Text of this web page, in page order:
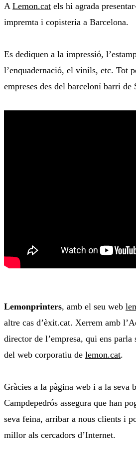
A Lemon.cat els hi agrada
impremta i copisteria a Barcelona.
Es dediquen a la impressió,
l’enquadernació, el vinils, etc. Tot
empreses des del barceloní barri de
Lemonprinters, amb el seu web
altre cas d’èxit.cat. Xerrem amb
director de l’empresa, qui ens
del web corporatiu de lemon.cat.
Gràcies a la pàgina web i a la seva
Campdepedrós assegura que han
seva feina, arribar a nous clients i
millor als cercadors d’Internet.